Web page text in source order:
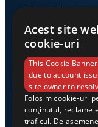
Economie
Link-uri
Despre noi
Acest site
cookie-uri
This Cookie
due to account
site owner to
Folosim cookie-uri
conținutul,
traficul. De